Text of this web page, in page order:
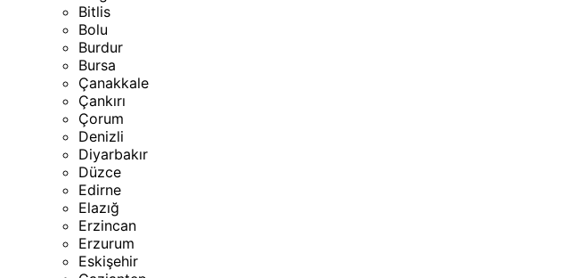
Bitlis
Bolu
Burdur
Bursa
Çanakkale
Çankırı
Çorum
Denizli
Diyarbakır
Düzce
Edirne
Elazığ
Erzincan
Erzurum
Eskişehir